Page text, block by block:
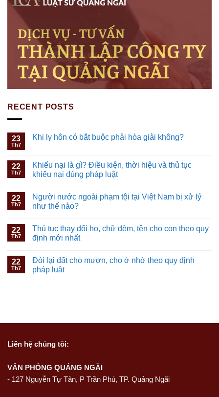
RECENT POSTS
23
Th7
Khi ly hôn có bắt buộc phải hòa giải không?
22
Th7
Khiếu nại là gì? Điều kiện, thời hiệu và thủ tục
khiếu nại đúng pháp luật
22
Th7
Người nước ngoài phạm tội tại Việt Nam bị xử lý
như thế nào?
22
Th7
Thủ tục thay đổi họ, chữ đệm, tên cho con theo quy
định mới nhất
22
Th7
Đòi lại đất cho mượn, cho ở nhờ theo quy định
pháp luật
Liên hệ chúng tôi:
VĂN PHÒNG QUẢNG NGÃI
- 127 Nguyễn Tự Tân, P Trần Phú, TP. Quảng Ngãi